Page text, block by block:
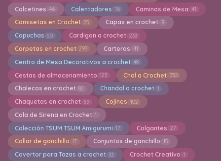
Calcetines 46 Calentadores 16 Caminos de Mesa 41
Camisetas en Crochet 25 Capas en crochet 9
Capuchas 50 Cardigan a crochet 233
Carpetas en crochet 293 Carteras 41
Centro de Mesa Decorativos a crochet 48
Cestas de almacenamiento 123 Chal a Crochet 330
Chalecos en crochet 82 Chandal a crochet 1
Chaquetas en crochet 69 Cojines 102
Cola de Sirena en Crochet 1
Colección TSUM TSUM Amigurumi 17 Colgantes 27
Collar de ganchillo 17 Conjuntos de ganchillo 15
Covertor para Tazas a crochet 33 Crochet Creativo 1